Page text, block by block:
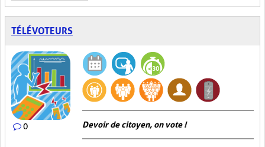
TÉLÉVOTEURS
0 Devoir de citoyen, on vote !